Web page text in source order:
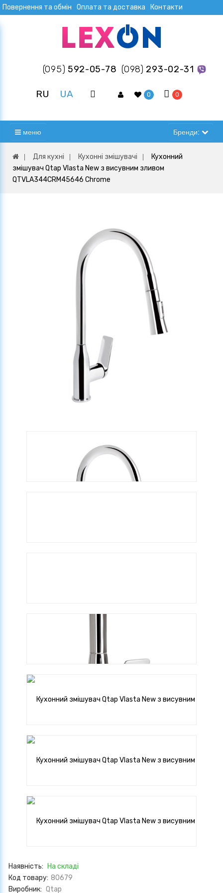
Повернення та обмін Оплата та доставка Контакти
(095) 592-05-78 (098) 293-02-31
RU UA 0 0
меню Бренди:
Для кухні Кухонні змішувачі
Кухонний
змішувач Qtap Vlasta New з висувним зливом
QTVLA344CRM45646 Chrome
Наявність:
На складі
Код товару: 80679
Виробник: Qtap